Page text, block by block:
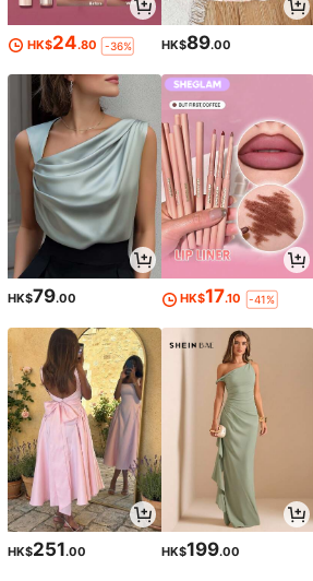
HK$24.80 -36% HK$89.00
HK$79.00 HK$17.10 -41%
HK$251.00 HK$199.00